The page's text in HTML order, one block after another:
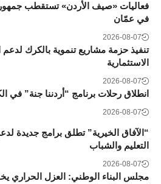
فعاليات «صيف الأردن» تستقطب
في عمّان
2026-08-07
تنفيذ حزمة مشاريع تنموية بالكرك لدعم
الاستثمارية
2026-08-07
انطلاق رحلات برنامج “أردننا جنة” في
2026-08-07
“الآفاق الخيرية” تطلق برامج جديدة
التعليم والشباب
2026-08-07
مجلس البناء الوطني: العزل الحراري